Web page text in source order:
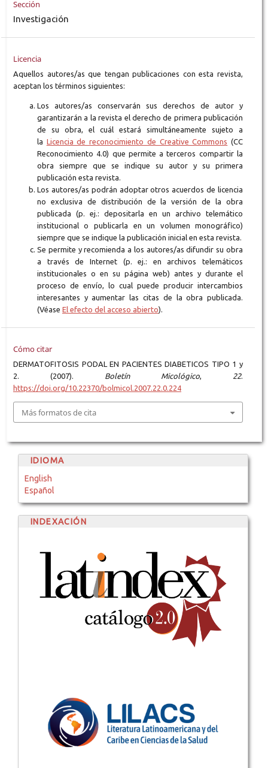
Sección
Investigación
Licencia
Aquellos autores/as que tengan publicaciones con esta revista,
aceptan los términos siguientes:
Los autores/as conservarán sus derechos de autor y
garantizarán a la revista el derecho de primera publicación
de su obra, el cuál estará simultáneamente sujeto a
la Licencia de reconocimiento de Creative Commons (CC
Reconocimiento 4.0) que permite a terceros compartir la
obra siempre que se indique su autor y su primera
publicación esta revista.
Los autores/as podrán adoptar otros acuerdos de licencia
no exclusiva de distribución de la versión de la obra
publicada (p. ej.: depositarla en un archivo telemático
institucional o publicarla en un volumen monográfico)
siempre que se indique la publicación inicial en esta revista.
Se permite y recomienda a los autores/as difundir su obra
a través de Internet (p. ej.: en archivos telemáticos
institucionales o en su página web) antes y durante el
proceso de envío, lo cual puede producir intercambios
interesantes y aumentar las citas de la obra publicada.
(Véase El efecto del acceso abierto).
Cómo citar
DERMATOFITOSIS PODAL EN PACIENTES DIABETICOS TIPO 1 y
2. (2007). Boletín Micológico, 22.
https://doi.org/10.22370/bolmicol.2007.22.0.224
Más formatos de cita
IDIOMA
English
Español
INDEXACIÓN